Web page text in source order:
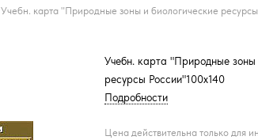
Учебн. карта "Природные зоны и биологические
Учебн. карта "Природные зоны
ресурсы России"100х140
Подробности
Цена действительна только для